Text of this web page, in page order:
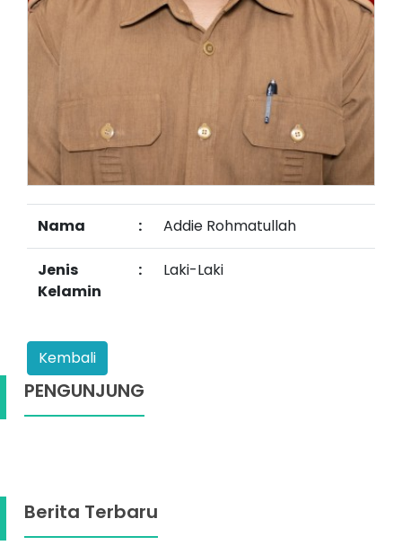
Nama : Addie Rohmatullah
Jenis
Kelamin
: Laki-Laki
PENGUNJUNG
Berita Terbaru